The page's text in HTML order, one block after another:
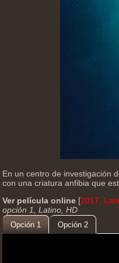
En un centro de investigación
con una criatura anfibia que
Ver película online [2017,
opción 1, Latino, HD
Opción 1 Opción 2